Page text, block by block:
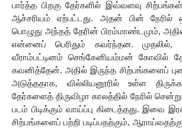
பார்த்த பிறகு தேர்களில் இவ்வளவு
ஆச்சரியம்
ஏற்பட்டது. அதன் பின் நேரில்
பொழுது அந்தத் தேரின் பிரம்மாண்டமும்,
என்னைப்
பெரிதும் கவர்ந்தன. முதலில்,
வீராம்பட்டினம் செங்கேனியம்மன் கோவில்
கவனித்தேன். அதில் இருந்த சிற்பங்களைப்
அடுத்ததாக, வில்லியனூரில்
உள்ள
தேர்களைத் திருவிழா காலத்தில் நேரில் சென்று
படம் பிடிக்கும் வாய்ப்பு கிடைத்தது. இவை
சிற்பங்களைப் பற்றி படிப்பதற்கும்,